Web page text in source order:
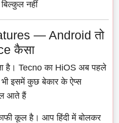
नहीं
— Android तो
कैसा
है। Tecno का HiOS अब पहले
इसमें कुछ बेकार के ऐप्स
आते हैं
कूल है। आप हिंदी में बोलकर